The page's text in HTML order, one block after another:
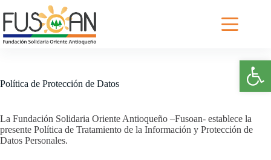
Abrir barra de herramientas
al
contenido
Política de Protección de Datos
La Fundación Solidaria Oriente Antioqueño –Fusoan- establece la
presente Política de Tratamiento de la Información y Protección de
Datos Personales.